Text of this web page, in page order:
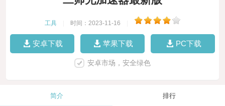
工具 时间：2023-11-16
安卓下载 苹果下载 PC下载
安卓市场，安全绿色
简介 排行